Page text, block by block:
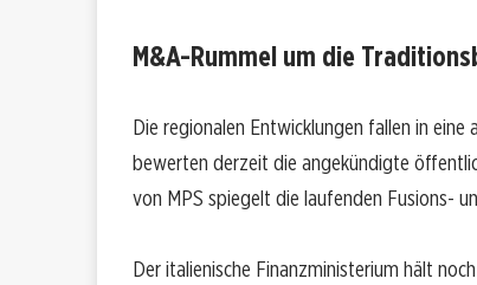
M&A-Rummel um die
Die regionalen Entwicklungen fallen in
bewerten derzeit die angekündigte
von MPS spiegelt die laufenden Fusions-
Der italienische Finanzministerium hält